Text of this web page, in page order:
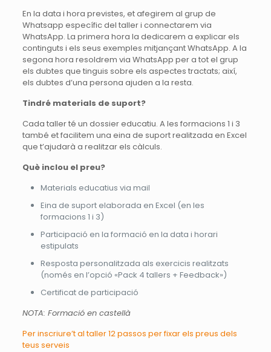
En la data i hora previstes, et afegirem al grup de
Whatsapp específic del taller i connectarem via
WhatsApp. La primera hora la dedicarem a explicar els
continguts i els seus exemples mitjançant WhatsApp. A la
segona hora resoldrem via WhatsApp per a tot el grup
els dubtes que tinguis sobre els aspectes tractats; així,
els dubtes d’una persona ajuden a la resta.
Tindré materials de suport?
Cada taller té un dossier educatiu. A les formacions 1 i 3
també et facilitem una eina de suport realitzada en Excel
que t’ajudarà a realitzar els càlculs.
Què inclou el preu?
Materials educatius via mail
Eina de suport elaborada en Excel (en les
formacions 1 i 3)
Participació en la formació en la data i horari
estipulats
Resposta personalitzada als exercicis realitzats
(només en l’opció «Pack 4 tallers + Feedback»)
Certificat de participació
NOTA: Formació en castellà
Per inscriure’t al taller 12 passos per fixar els preus dels
teus serveis